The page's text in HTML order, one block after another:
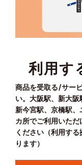
利用す
商品を受取る/サー
い。大阪駅、新大阪
新今宮駅、京橋駅、
カ所でご利用いた
ください（利用す
ります）